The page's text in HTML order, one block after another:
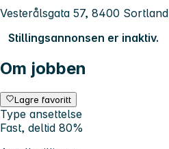
Vesterålsgata 57, 8400 Sortland
Stillingsannonsen er inaktiv.
Om jobben
Lagre favoritt
Type ansettelse
Fast, deltid 80%